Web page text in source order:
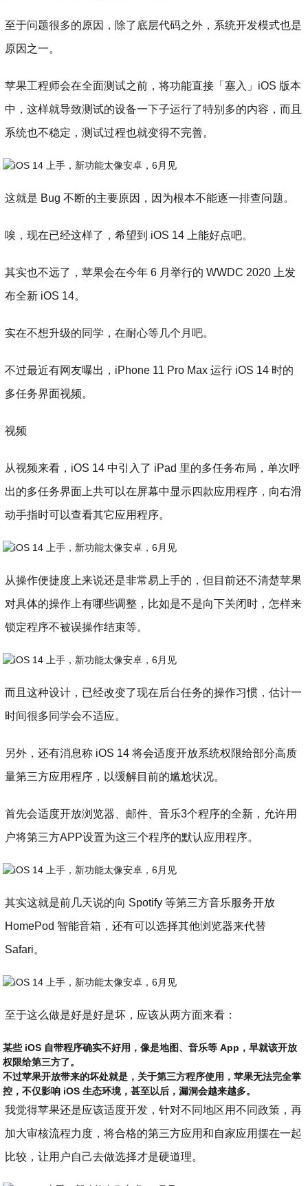
至于问题很多的原因，除了底层代码之外，系统开发模式也是
原因之一。
苹果工程师会在全面测试之前，将功能直接「塞入」iOS 版本
中，这样就导致测试的设备一下子运行了特别多的内容，而且
系统也不稳定，测试过程也就变得不完善。
这就是 Bug 不断的主要原因，因为根本不能逐一排查问题。
唉，现在已经这样了，希望到 iOS 14 上能好点吧。
其实也不远了，苹果会在今年 6 月举行的 WWDC 2020 上发
布全新 iOS 14。
实在不想升级的同学，在耐心等几个月吧。
不过最近有网友曝出，iPhone 11 Pro Max 运行 iOS 14 时的
多任务界面视频。
视频
从视频来看，iOS 14 中引入了 iPad 里的多任务布局，单次呼
出的多任务界面上共可以在屏幕中显示四款应用程序，向右滑
动手指时可以查看其它应用程序。
从操作便捷度上来说还是非常易上手的，但目前还不清楚苹果
对具体的操作上有哪些调整，比如是不是向下关闭时，怎样来
锁定程序不被误操作结束等。
而且这种设计，已经改变了现在后台任务的操作习惯，估计一
时间很多同学会不适应。
另外，还有消息称 iOS 14 将会适度开放系统权限给部分高质
量第三方应用程序，以缓解目前的尴尬状况。
首先会适度开放浏览器、邮件、音乐3个程序的全新，允许用
户将第三方APP设置为这三个程序的默认应用程序。
其实这就是前几天说的向 Spotify 等第三方音乐服务开放
HomePod 智能音箱，还有可以选择其他浏览器来代替
Safari。
至于这么做是好是好是坏，应该从两方面来看：
某些 iOS 自带程序确实不好用，像是地图、音乐等 App，早就该开放
权限给第三方了。
不过苹果开放带来的坏处就是，关于第三方程序使用，苹果无法完全掌
控，不仅影响 iOS 生态环境，甚至以后，漏洞会越来越多。
我觉得苹果还是应该适度开发，针对不同地区用不同政策，再
加大审核流程力度，将合格的第三方应用和自家应用摆在一起
比较，让用户自己去做选择才是硬道理。